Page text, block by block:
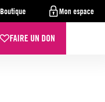
Boutique Mon espace
FAIRE UN DON